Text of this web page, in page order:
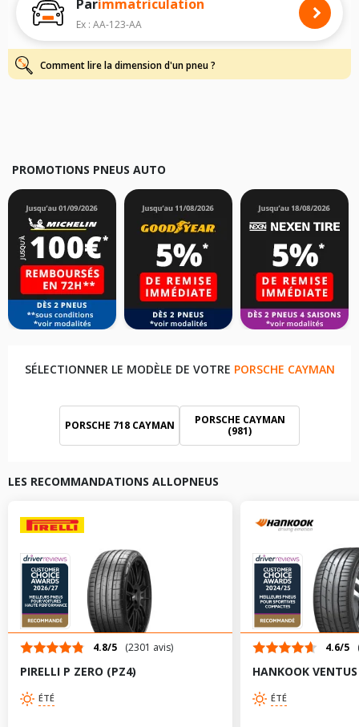
Pour cela, veuillez sélectionner le modèle de votre véhicule ci-dessous :
Les résultats de votre recherche sont donnés à titre indicatif. Il est
fortement recommandé de vérifier en amont la dimension des pneus
montés sur votre véhicule, sans oublier les indices de charge et de
vitesse, indispensables pour que votre dimension soit complète.
Parimmatriculation
Ex : AA-123-AA
Comment lire la dimension d'un pneu ?
PROMOTIONS PNEUS AUTO
SÉLECTIONNER LE MODÈLE DE VOTRE PORSCHE CAYMAN
PORSCHE 718 CAYMAN
PORSCHE CAYMAN
(981)
LES RECOMMANDATIONS ALLOPNEUS
4.8/5 (2301 avis)
PIRELLI P ZERO (PZ4)
ÉTÉ
4.6/5
HANKOOK
ÉTÉ